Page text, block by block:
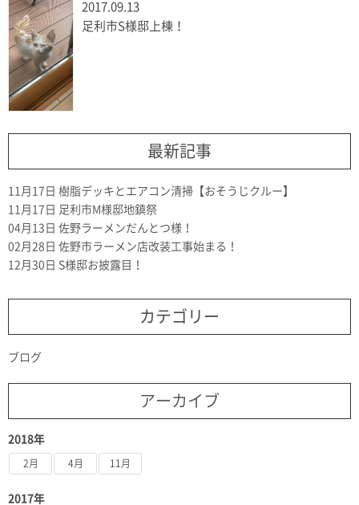
2017.09.13
足利市S様邸上棟！
最新記事
11月17日 樹脂デッキとエアコン清掃【おそうじクルー】
11月17日 足利市M様邸地鎮祭
04月13日 佐野ラーメンだんとつ様！
02月28日 佐野市ラーメン店改装工事始まる！
12月30日 S様邸お披露目！
カテゴリー
ブログ
アーカイブ
2018年
2月 4月 11月
2017年